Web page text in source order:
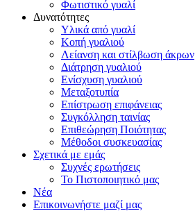
Φωτιστικό γυαλί
Δυνατότητες
Υλικά από γυαλί
Κοπή γυαλιού
Λείανση και στίλβωση άκρων
Διάτρηση γυαλιού
Ενίσχυση γυαλιού
Μεταξοτυπία
Επίστρωση επιφάνειας
Συγκόλληση ταινίας
Επιθεώρηση Ποιότητας
Μέθοδοι συσκευασίας
Σχετικά με εμάς
Συχνές ερωτήσεις
Το Πιστοποιητικό μας
Νέα
Επικοινωνήστε μαζί μας